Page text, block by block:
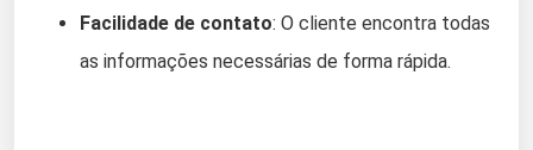
Facilidade de contato: O cliente encontra todas
as informações necessárias de forma rápida.